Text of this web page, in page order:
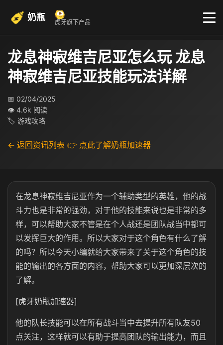
奶瓶 虎牙旗下产品
龙息神寂维吉尼亚怎么玩 龙息
神寂维吉尼亚技能玩法详解
📅 02/04/2025
👁 4.6k 阅读
🏷 游戏攻略
← 返回资讯列表 👉 点此了解奶瓶加速器
在龙息神寂维吉尼亚作为一个辅助类型的英雄，他的战
斗力也是非常的强劲，对于他的技能来说也是非常的多
样，可以帮助大家不管是在个人战还是团队战当中都可
以发挥巨大的作用。所以大家对于这个角色有什么了解
的吗？所以今天小编就给大家带来了关于这个角色的技
能的输出的各方面的内容，帮助大家可以更加深层次的
了解。
[虎牙奶瓶加速器]
他的队长技能可以在所有战斗当中去提升所有队友50
点关注，这样就可以有助于提高团队的输出能力，而且